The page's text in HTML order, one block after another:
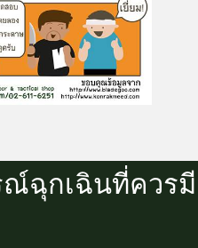
ณ์ฉุกเฉินที่ควรมี